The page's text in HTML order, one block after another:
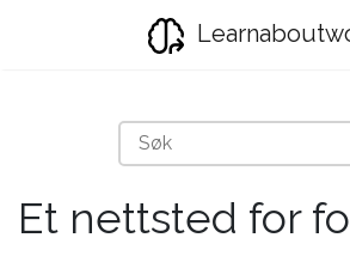
Et nettsted for